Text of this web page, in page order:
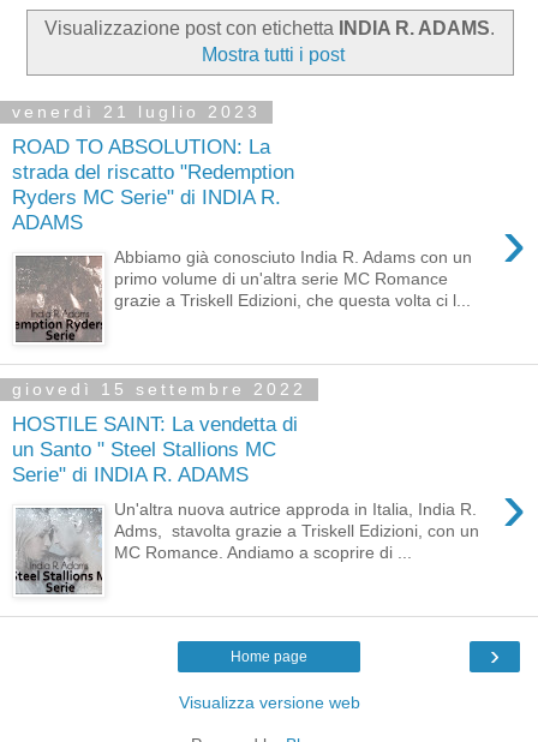
Visualizzazione post con etichetta INDIA R. ADAMS.
Mostra tutti i post
venerdì 21 luglio 2023
ROAD TO ABSOLUTION: La
strada del riscatto "Redemption
Ryders MC Serie" di INDIA R.
ADAMS
›
Abbiamo già conosciuto India R. Adams con un
primo volume di un'altra serie MC Romance
grazie a Triskell Edizioni, che questa volta ci l...
giovedì 15 settembre 2022
HOSTILE SAINT: La vendetta di
un Santo " Steel Stallions MC
Serie" di INDIA R. ADAMS
›
Un'altra nuova autrice approda in Italia, India R.
Adms, stavolta grazie a Triskell Edizioni, con un
MC Romance. Andiamo a scoprire di ...
›
Home page
Visualizza versione web